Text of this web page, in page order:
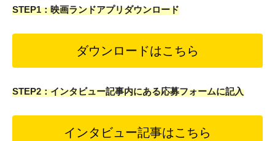
STEP1：映画ランドアプリダウンロード
ダウンロードはこちら
STEP2：インタビュー記事内にある応募フォームに記入
インタビュー記事はこちら